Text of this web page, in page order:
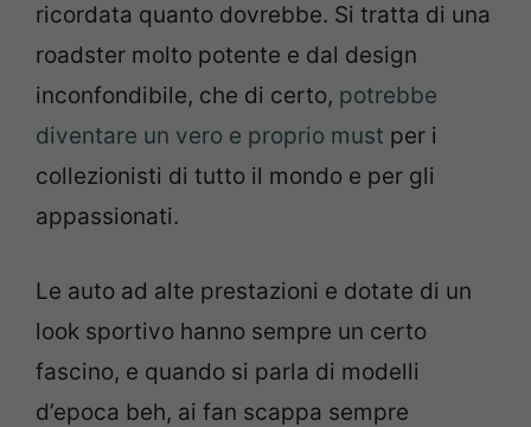
ricordata quanto dovrebbe. Si tratta di una
roadster molto potente e dal design
inconfondibile, che di certo, potrebbe
diventare un vero e proprio must per i
collezionisti di tutto il mondo e per gli
appassionati.
Le auto ad alte prestazioni e dotate di un
look sportivo hanno sempre un certo
fascino, e quando si parla di modelli
d’epoca beh, ai fan scappa sempre